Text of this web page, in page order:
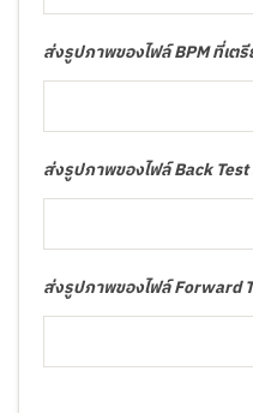
ส่งรูปภาพของไฟล์ BPM ที่เต
ส่งรูปภาพของไฟล์ Back
ส่งรูปภาพของไฟล์ Forward